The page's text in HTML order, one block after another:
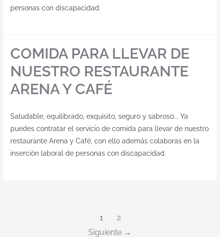
personas con discapacidad.
COMIDA PARA LLEVAR DE
NUESTRO RESTAURANTE
ARENA Y CAFÉ
Saludable, equilibrado, exquisito, seguro y sabroso... Ya
puedes contratar el servicio de comida para llevar de nuestro
restaurante Arena y Café, con ello además colaboras en la
inserción laboral de personas con discapacidad.
1
2
Siguiente